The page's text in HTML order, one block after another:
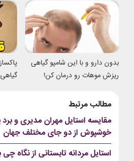
بدون دارو و با این شامپو گیاهی
ریزش موهات رو درمان کن!
گیاهی 50%تخفیف تا امشب
مطالب مرتبط
مقایسه استایل مهران مدیری و
خوشپوش از دو جای مختلف جهان
استایل مردانه تابستانی از نگاه